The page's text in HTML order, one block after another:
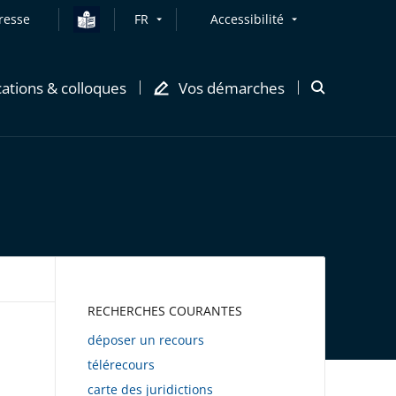
FR Accessibilité
& colloques Vos démarches
Ouvrir
RECHERCHES COURANTES
déposer un recours
télérecours
carte des juridictions